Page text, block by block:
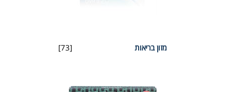
[73] מזון בריאות